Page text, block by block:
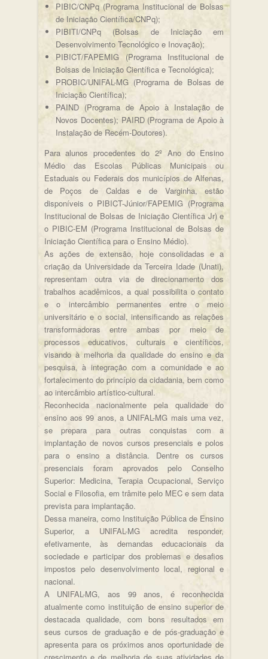
PIBIC/CNPq (Programa Institucional de Bolsas
de Iniciação Científica/CNPq);
PIBITI/CNPq (Bolsas de Iniciação em
Desenvolvimento Tecnológico e Inovação);
PIBICT/FAPEMIG (Programa Institucional de
Bolsas de Iniciação Científica e Tecnológica);
PROBIC/UNIFAL-MG (Programa de Bolsas de
Iniciação Científica);
PAIND (Programa de Apoio à Instalação de
Novos Docentes); PAIRD (Programa de Apoio à
Instalação de Recém-Doutores).
Para alunos procedentes do 2º Ano do Ensino
Médio das Escolas Públicas Municipais ou
Estaduais ou Federais dos municípios de Alfenas,
de Poços de Caldas e de Varginha, estão
disponíveis o PIBICT-Júnior/FAPEMIG (Programa
Institucional de Bolsas de Iniciação Científica Jr) e
o PIBIC-EM (Programa Institucional de Bolsas de
Iniciação Científica para o Ensino Médio).
As ações de extensão, hoje consolidadas e a
criação da Universidade da Terceira Idade (Unati),
representam outra via de direcionamento dos
trabalhos acadêmicos, a qual possibilita o contato
e o intercâmbio permanentes entre o meio
universitário e o social, intensificando as relações
transformadoras entre ambas por meio de
processos educativos, culturais e científicos,
visando à melhoria da qualidade do ensino e da
pesquisa, à integração com a comunidade e ao
fortalecimento do princípio da cidadania, bem como
ao intercâmbio artístico-cultural.
Reconhecida nacionalmente pela qualidade do
ensino aos 99 anos, a UNIFAL-MG mais uma vez,
se prepara para outras conquistas com a
implantação de novos cursos presenciais e polos
para o ensino a distância. Dentre os cursos
presenciais foram aprovados pelo Conselho
Superior: Medicina, Terapia Ocupacional, Serviço
Social e Filosofia, em trâmite pelo MEC e sem data
prevista para implantação.
Dessa maneira, como Instituição Pública de Ensino
Superior, a UNIFAL-MG acredita responder,
efetivamente, às demandas educacionais da
sociedade e participar dos problemas e desafios
impostos pelo desenvolvimento local, regional e
nacional.
A UNIFAL-MG, aos 99 anos, é reconhecida
atualmente como instituição de ensino superior de
destacada qualidade, com bons resultados em
seus cursos de graduação e de pós-graduação e
apresenta para os próximos anos oportunidade de